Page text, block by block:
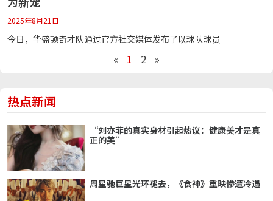
2025年8月21日
今日，华盛顿奇才队通过官方社交媒体发布了以球队球员
« 1 2 »
热点新闻
“刘亦菲的真实身材引起热议：健康美才是真
正的美”
周星驰巨星光环褪去，《食神》重映惨遭冷遇